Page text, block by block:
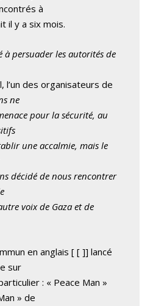
à
il y a six mois.
à persuader les autorités de
l’un des organisateurs de
ne
pour la sécurité, au
une accalmie, mais le
décidé de nous rencontrer
voix de Gaza et de
en anglais[ [ ]] lancé
sur
: « Peace Man »
» de